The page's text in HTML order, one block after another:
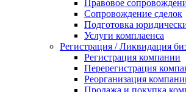
Правовое
Сопровождение сделок
Подготовка
Услуги комплаенса
Регистрация / Ликвидация
Регистрация компании
Перерегистрация
Реорганизация
Продажа и покупка